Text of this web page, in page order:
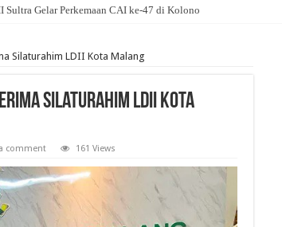
Sultra Gelar Perkemaan CAI ke-47 di Kolono
Silaturahim LDII Kota Malang
Silaturahim LDII Kota
comment 161 Views